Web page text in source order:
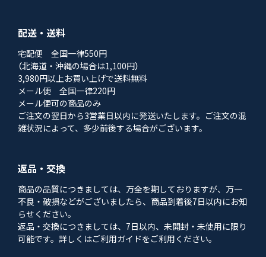
配送・送料
宅配便 全国一律550円
（北海道・沖縄の場合は1,100円）
3,980円以上お買い上げで送料無料
メール便 全国一律220円
メール便可の商品のみ
ご注文の翌日から3営業日以内に発送いたします。ご注文の混
雑状況によって、多少前後する場合がございます。
返品・交換
商品の品質につきましては、万全を期しておりますが、万一
不良・破損などがございましたら、商品到着後7日以内にお知
らせください。
返品・交換につきましては、7日以内、未開封・未使用に限り
可能です。詳しくはご利用ガイドをご利用ください。